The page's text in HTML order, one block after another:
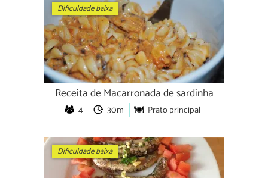
Dificuldade baixa
Receita de Macarronada de sardinha
4 30m Prato principal
Dificuldade baixa